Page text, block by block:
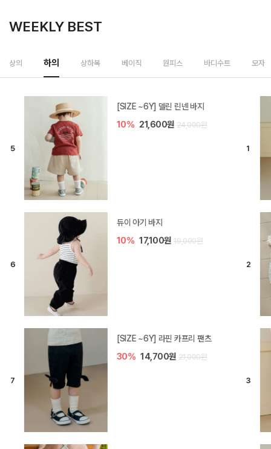
WEEKLY BEST
상의 하의 상하복 베이직 원피스 바디수트 모자
밀라 아기 셋업
20% 35,200원 44,000원
브렌 아기 블라우스 세트
10% 36,900원 41,000원
[SIZE ~6Y] 오뎃 라운지웨어
10% 20,700원 23,000원